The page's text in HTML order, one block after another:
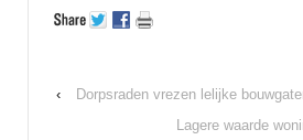
‹
Dorpsraden vrezen lelijke
Lagere waarde